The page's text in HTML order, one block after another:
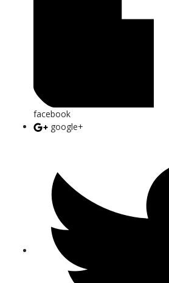
facebook
google+